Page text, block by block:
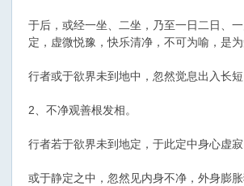
于后，或经一坐、二坐，乃至一日二日、
定，虚微悦豫，快乐清净，不可为喻，是
行者或于欲界未到地中，忽然觉息出入长
2、不净观善根发相。
行者若于欲界未到地定，于此定中身心虚
或于静定之中，忽然见内身不净，外身膨